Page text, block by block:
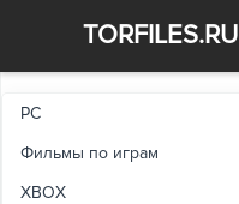
TORFILES.RU
PC
Фильмы по играм
XBOX